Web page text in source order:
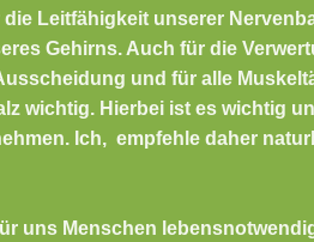
die Leitfähigkeit unserer
Gehirns. Auch für die
und für alle
wichtig. Hierbei ist es wichtig
Ich, empfehle daher
uns Menschen